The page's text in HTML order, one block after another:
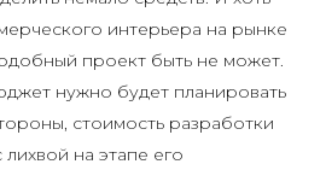
интерьера на рынке
проект быть не может.
нужно будет планировать
стоимость разработки
на этапе его